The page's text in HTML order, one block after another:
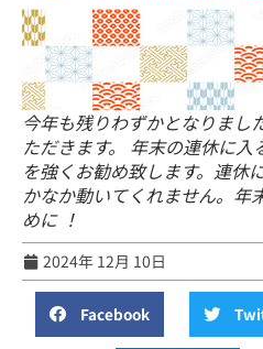
今年も残りわずかとなりまし
ただきます。 年末の連休に
を強くお勧め致します。連休
かなか動いてくれません。年
めに ！
2024年 12月 10日
Facebook